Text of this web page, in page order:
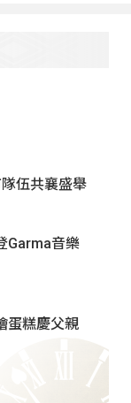
伍共襄盛舉
Garma音樂
蛋糕慶父親